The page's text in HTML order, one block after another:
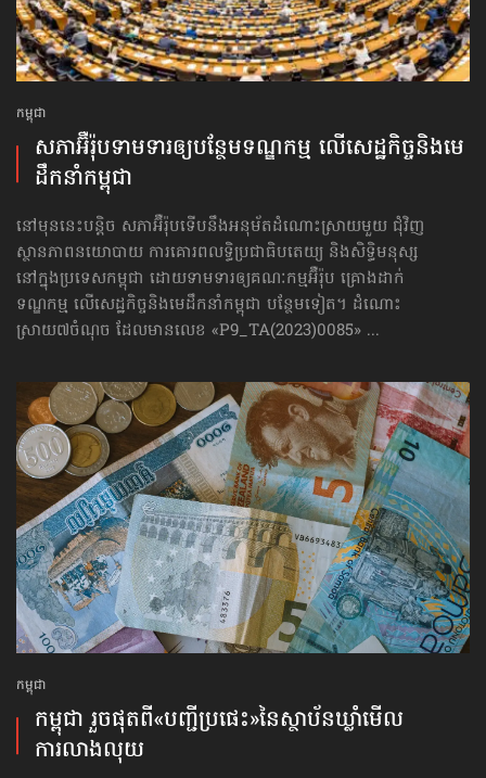
កម្ពុជា
សភាអ៊ឺរ៉ុបទាមទារ​ឲ្យបន្ថែម​ទណ្ឌកម្ម លើសេដ្ឋកិច្ច​និងមេ
ដឹកនាំកម្ពុជា
នៅមុននេះបន្តិច សភាអ៊ឺរ៉ុបទើបនឹងអនុម័តដំណោះស្រាយមួយ ជុំវិញ
ស្ថានភាពនយោបាយ ការគោរព​លទ្ធិ​ប្រជាធិបតេយ្យ និងសិទ្ធិមនុស្ស
នៅក្នុងប្រទេសកម្ពុជា ដោយទាមទារឲ្យគណៈកម្មអ៊ឺរ៉ុប គ្រោងដាក់​
ទណ្ឌកម្ម លើសេដ្ឋកិច្ច​និងមេដឹកនាំកម្ពុជា បន្ថែមទៀត។ ដំណោះ
ស្រាយ៧ចំណុច ដែលមានលេខ «P9_TA(2023)0085» ...
កម្ពុជា
កម្ពុជា រួចផុតពី«បញ្ជីប្រផេះ»​នៃស្ថាប័ន​ឃ្លាំមើល​
ការលាងលុយ